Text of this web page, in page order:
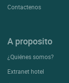
Contactenos
A proposito
¿Quiénes somos?
Extranet hotel